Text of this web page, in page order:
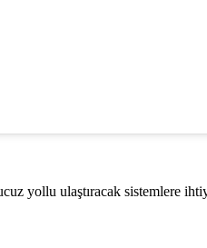
yollu ulaştıracak sistemlere